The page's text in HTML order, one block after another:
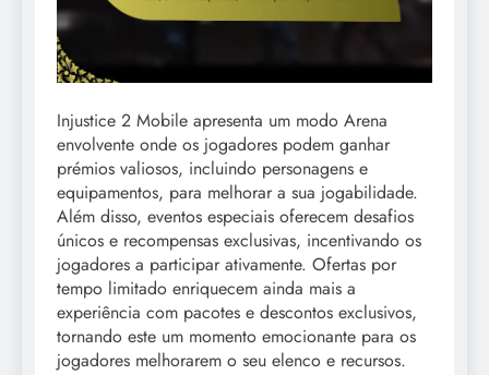
Injustice 2 Mobile apresenta um modo Arena
envolvente onde os jogadores podem ganhar
prémios valiosos, incluindo personagens e
equipamentos, para melhorar a sua jogabilidade.
Além disso, eventos especiais oferecem desafios
únicos e recompensas exclusivas, incentivando os
jogadores a participar ativamente. Ofertas por
tempo limitado enriquecem ainda mais a
experiência com pacotes e descontos exclusivos,
tornando este um momento emocionante para os
jogadores melhorarem o seu elenco e recursos.